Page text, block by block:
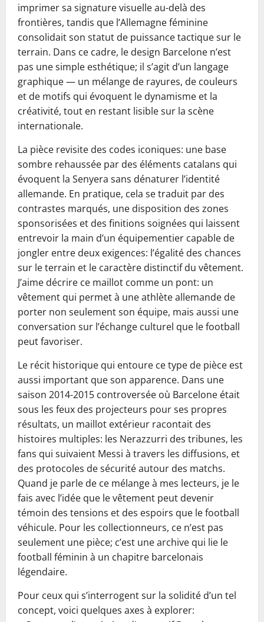
imprimer sa signature visuelle au-delà des
frontières, tandis que l’Allemagne féminine
consolidait son statut de puissance tactique sur le
terrain. Dans ce cadre, le design Barcelone n’est
pas une simple esthétique; il s’agit d’un langage
graphique — un mélange de rayures, de couleurs
et de motifs qui évoquent le dynamisme et la
créativité, tout en restant lisible sur la scène
internationale.
La pièce revisite des codes iconiques: une base
sombre rehaussée par des éléments catalans qui
évoquent la Senyera sans dénaturer l’identité
allemande. En pratique, cela se traduit par des
contrastes marqués, une disposition des zones
sponsorisées et des finitions soignées qui laissent
entrevoir la main d’un équipementier capable de
jongler entre deux exigences: l’égalité des chances
sur le terrain et le caractère distinctif du vêtement.
J’aime décrire ce maillot comme un pont: un
vêtement qui permet à une athlète allemande de
porter non seulement son équipe, mais aussi une
conversation sur l’échange culturel que le football
peut favoriser.
Le récit historique qui entoure ce type de pièce est
aussi important que son apparence. Dans une
saison 2014-2015 controversée où Barcelone était
sous les feux des projecteurs pour ses propres
résultats, un maillot extérieur racontait des
histoires multiples: les Nerazzurri des tribunes, les
fans qui suivaient Messi à travers les diffusions, et
des protocoles de sécurité autour des matchs.
Quand je parle de ce mélange à mes lecteurs, je le
fais avec l’idée que le vêtement peut devenir
témoin des tensions et des espoirs que le football
véhicule. Pour les collectionneurs, ce n’est pas
seulement une pièce; c’est une archive qui lie le
football féminin à un chapitre barcelonais
légendaire.
Pour ceux qui s’interrogent sur la solidité d’un tel
concept, voici quelques axes à explorer: